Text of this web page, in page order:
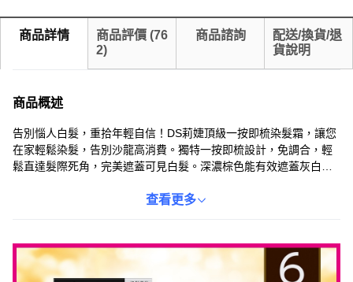
商品詳情 商品評價 (76
2)
商品諮詢
配送/換貨/退
貨說明
商品概述
告別惱人白髮，重拾年輕自信！DS莉婕頂級一按即梳染髮霜，讓您
在家輕鬆染髮，告別沙龍高消費。獨特一按即梳設計，免調合，輕
鬆直達髮際死角，完美遮蓋可見白髮。深濃棕色能有效遮蓋灰白
成分，染髮同時呵護秀髮，染後髮色自然亮麗，展現您的個人魅
查看更多